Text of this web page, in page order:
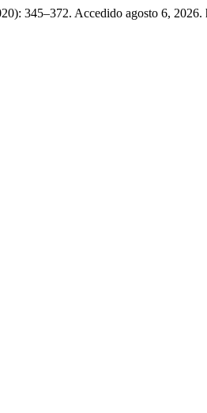
345–372. Accedido agosto 6,